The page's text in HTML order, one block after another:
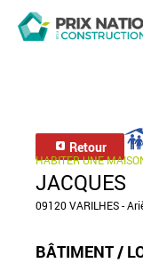
Retour
HABITER UNE
JACQUES
09120 VARILHES -
BÂTIMENT /